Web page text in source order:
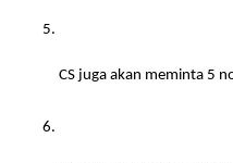
CS juga akan meminta 5